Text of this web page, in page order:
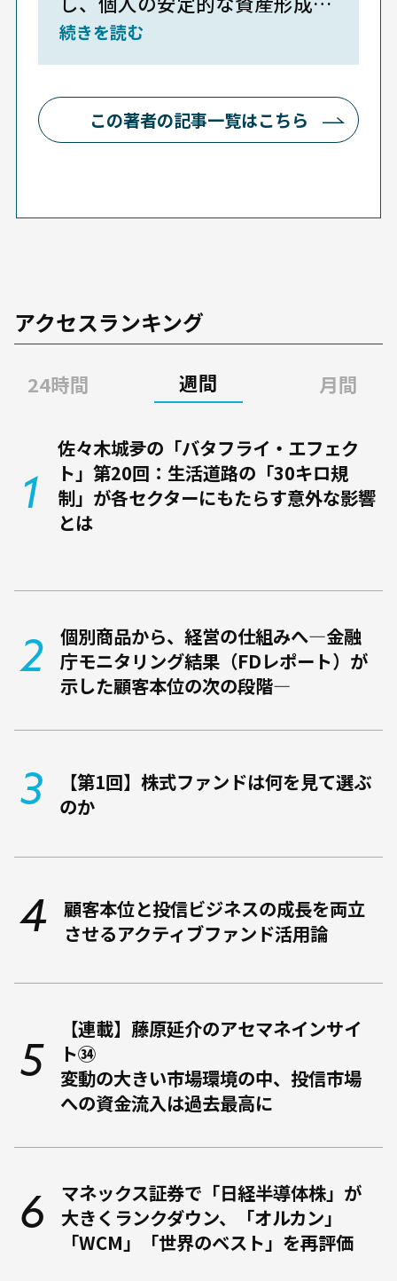
向けた政府・当局や金融機関の
取組みについて幅広く情報を収
集・分析、コラム執筆などを通
し、意見を具申。
続きを読む
この著者の記事一覧はこちら
アクセスランキング
24時間 週間 月間
佐々木城夛の「バタフライ・エフェク
ト」第20回：生活道路の「30キロ規
制」が各セクターにもたらす意外な影響
とは
個別商品から、経営の仕組みへ―金融
庁モニタリング結果（FDレポート）が
示した顧客本位の次の段階―
【第1回】株式ファンドは何を見て選ぶ
のか
顧客本位と投信ビジネスの成長を両立
させるアクティブファンド活用論
【連載】藤原延介のアセマネインサイ
ト㉞
変動の大きい市場環境の中、投信市場
への資金流入は過去最高に
マネックス証券で「日経半導体株」が
大きくランクダウン、「オルカン」
「WCM」「世界のベスト」を再評価